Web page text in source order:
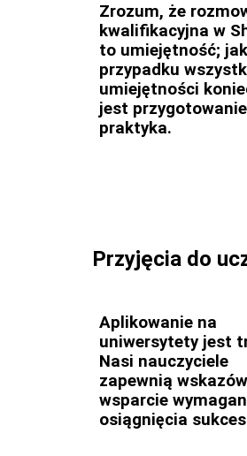
Zrozum, że
kwalifikacyjna w
to umiejętność;
przypadku
umiejętności
jest
praktyka.
Przyjęcia do
Aplikowanie na
uniwersytety jest
Nasi nauczyciele
zapewnią
wsparcie
osiągnięcia